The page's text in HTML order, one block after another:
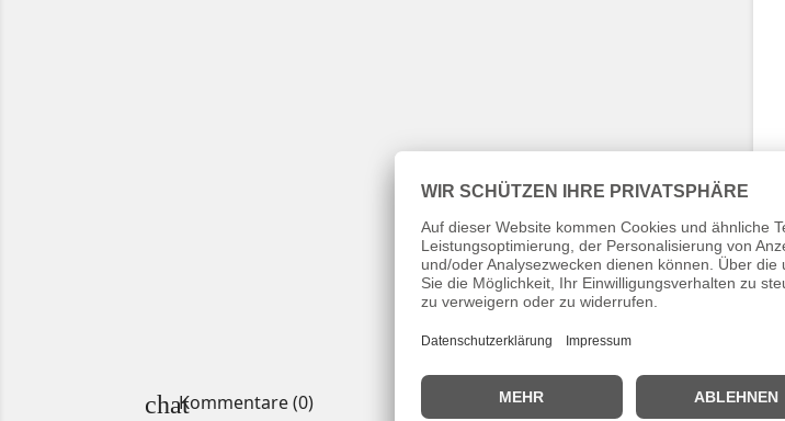
Kommentare (0)